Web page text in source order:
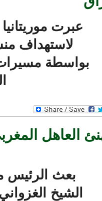
عبرت موريتانيا
لاستهداف
بواسطة
العاهل
بعث الرئيس
الشيخ الغزواني،